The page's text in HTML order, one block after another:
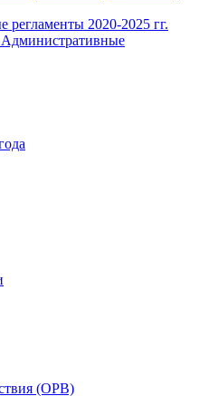
2020-2025 гг.
Административные
(ОРВ)